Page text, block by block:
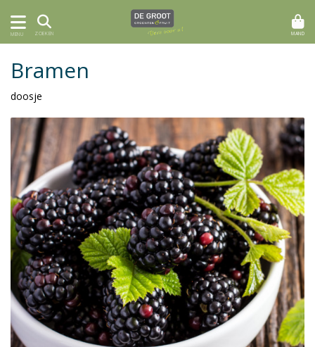
MENU ZOEKEN MAND
Bramen
doosje